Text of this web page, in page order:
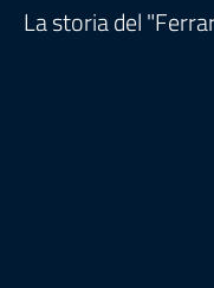
La storia del